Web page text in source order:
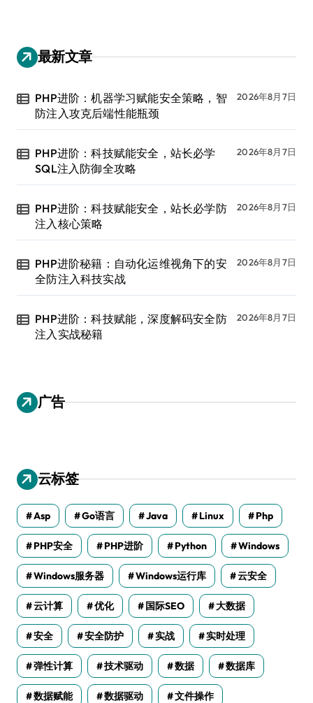
最新文章
PHP进阶：机器学习赋能安全策略，智
防注入攻克后端性能瓶颈
2026年8月7日
PHP进阶：科技赋能安全，站长必学
SQL注入防御全攻略
2026年8月7日
PHP进阶：科技赋能安全，站长必学防
注入核心策略
2026年8月7日
PHP进阶秘籍：自动化运维视角下的安
全防注入科技实战
2026年8月7日
PHP进阶：科技赋能，深度解码安全防
注入实战秘籍
2026年8月7日
广告
云标签
Asp Go语言 Java Linux Php
PHP安全 PHP进阶 Python Windows
Windows服务器 Windows运行库 云安全
云计算 优化 国际SEO 大数据
安全 安全防护 实战 实时处理
弹性计算 技术驱动 数据 数据库
数据赋能 数据驱动 文件操作